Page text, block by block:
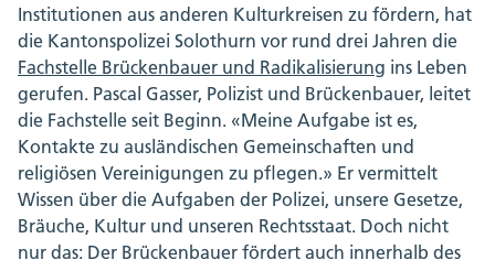
Institutionen aus anderen Kulturkreisen zu fördern, hat
die Kantonspolizei Solothurn vor rund drei Jahren die
Fachstelle Brückenbauer und Radikalisierung ins Leben
gerufen. Pascal Gasser, Polizist und Brückenbauer, leitet
die Fachstelle seit Beginn. «Meine Aufgabe ist es,
Kontakte zu ausländischen Gemeinschaften und
religiösen Vereinigungen zu pflegen.» Er vermittelt
Wissen über die Aufgaben der Polizei, unsere Gesetze,
Bräuche, Kultur und unseren Rechtsstaat. Doch nicht
nur das: Der Brückenbauer fördert auch innerhalb des